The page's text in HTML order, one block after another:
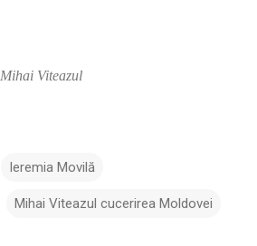
Mihai Viteazul
Ieremia Movilă
Mihai Viteazul cucerirea Moldovei